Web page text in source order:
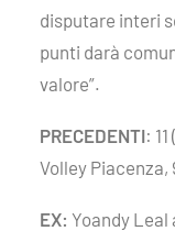
disputare interi
punti darà
valore”.
PRECEDENTI:
Volley Piacenza,
EX: Yoandy Leal